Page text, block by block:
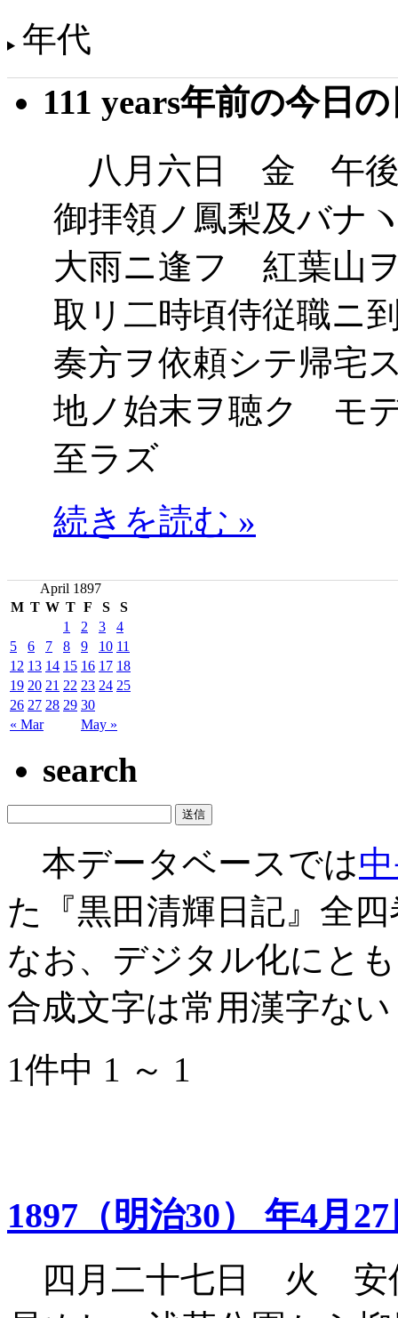
年代
111 years年前の今日
八月六日 金 午後
御拝領ノ鳳梨及バナ
大雨ニ逢フ 紅葉山
取リ二時頃侍従職ニ
奏方ヲ依頼シテ帰
地ノ始末ヲ聴ク モ
至ラズ
続きを読む »
April 1897
M T W T F S S
« Mar May »
1 2 3
4
5
6 7 8 9 10 11
12 13 14 15 16 17 18
19 20 21 22 23 24 25
26 27 28 29 30
search
本データベースでは
た『黒田清輝日記』全
なお、デジタル化にと
合成文字は常用漢字な
1件中 1 ～ 1
1897（明治30） 年4月
四月二十七日 火